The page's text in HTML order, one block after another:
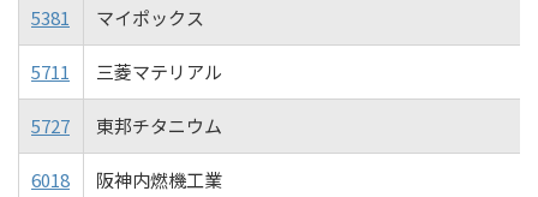
5381 マイポックス
5711 三菱マテリアル
5727 東邦チタニウム
6018 阪神内燃機工業